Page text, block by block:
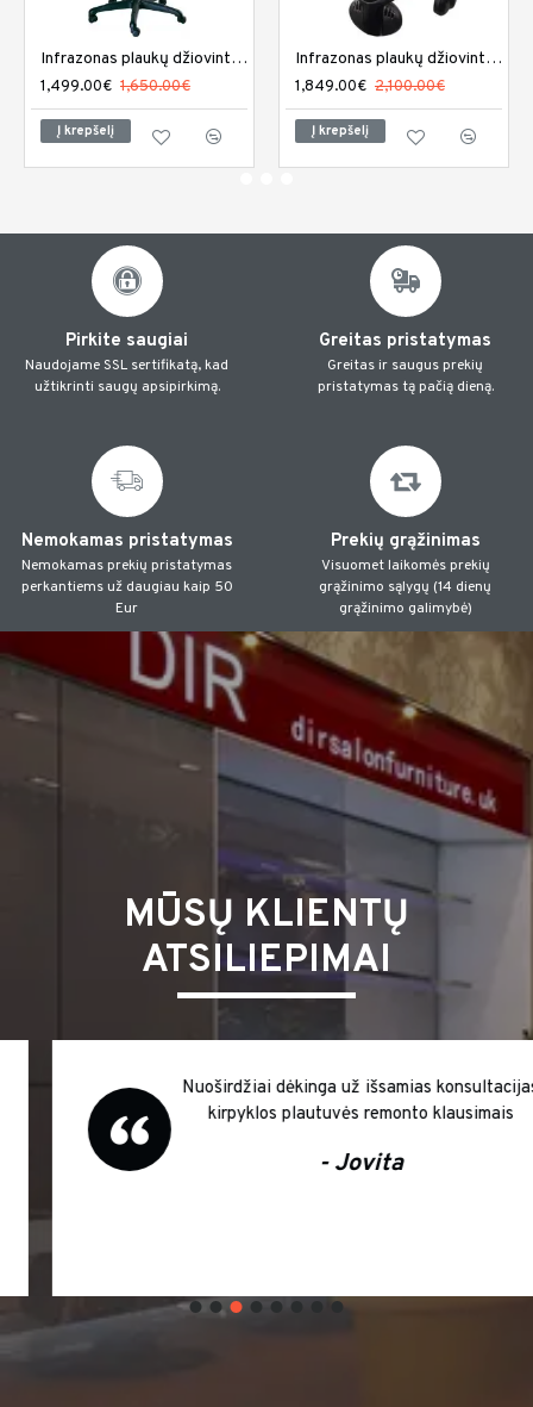
Infrazonas plaukų džiovintuvas Sibel Climaco
1,499.00€ 1,650.00€
Į krepšelį
Infrazonas plaukų džiovintuvas Sibel Climaco sieninis
1,849.00€ 2,100.00€
Į krepšelį
Pirkite saugiai
Naudojame SSL sertifikatą, kad
užtikrinti saugų apsipirkimą.
Greitas pristatymas
Greitas ir saugus prekių
pristatymas tą pačią dieną.
Nemokamas pristatymas
Nemokamas prekių pristatymas
perkantiems už daugiau kaip 50
Eur
Prekių grąžinimas
Visuomet laikomės prekių
grąžinimo sąlygų (14 dienų
grąžinimo galimybė)
MŪSŲ KLIENTŲ
ATSILIEPIMAI
Nuoširdžiai dėkinga už išsamias konsultacijas
kirpyklos plautuvės remonto klausimais
- Jovita